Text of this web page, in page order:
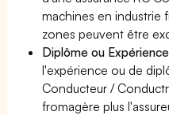
machines en industrie
zones peuvent être
Diplôme ou
l'expérience ou de
Conducteur /
fromagère plus